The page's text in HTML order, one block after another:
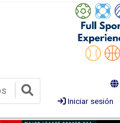
Iniciar sesión